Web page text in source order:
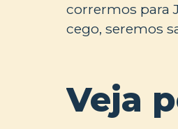
corrermos para
cego, seremos
Veja